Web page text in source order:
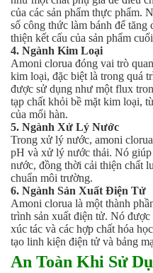
HÓA CHẤT NÔNG NGHIỆP
Nguyên liệu phân bón
Chế phẩm sinh học
Nguyên liệu chăn nuôi
HÓA CHẤT XÂY DỰNG
Chống thấm sika
Silicone Dow Corning
Silicone KCC
Silicone Apollo
Silicone Kingbond
Silicone Shinetsu
Keo Silicone
Hóa chất khác
Giới Thiệu
Đối tác
Quy trình sản xuất
Tin tức
của các sản phẩm thực phẩm.
số công thức làm bánh để tăng
thiện kết cấu của sản phẩm
4. Ngành Kim Loại
Amoni clorua đóng vai trò
kim loại, đặc biệt là trong quá
được sử dụng như một flux
tạp chất khỏi bề mặt kim loại,
của mối hàn.
5. Ngành Xử Lý Nước
Trong xử lý nước, amoni
pH và xử lý nước thải. Nó giúp
nước, đồng thời cải thiện chất
chuẩn môi trường.
6. Ngành Sản Xuất Điện Tử
Amoni clorua là một thành
trình sản xuất điện tử. Nó được
xúc tác và các hợp chất hóa
tạo linh kiện điện tử và bảng
An Toàn Khi Sử